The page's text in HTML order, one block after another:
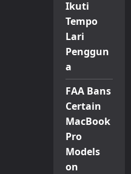
Ikuti
Tempo
Lari
Penggun
a
FAA Bans
Certain
MacBook
Pro
Models
on